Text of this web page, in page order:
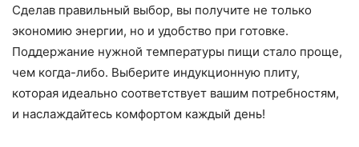
Сделав правильный выбор, вы получите не только
экономию энергии, но и удобство при готовке.
Поддержание нужной температуры пищи стало проще,
чем когда-либо. Выберите индукционную плиту,
которая идеально соответствует вашим потребностям,
и наслаждайтесь комфортом каждый день!